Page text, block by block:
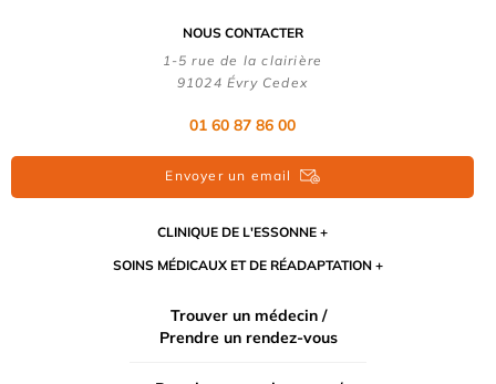
NOUS CONTACTER
1-5 rue de la clairière
91024 Évry Cedex
01 60 87 86 00
Envoyer un email
CLINIQUE DE L'ESSONNE
SOINS MÉDICAUX ET DE RÉADAPTATION
Trouver un médecin /
Prendre un rendez-vous